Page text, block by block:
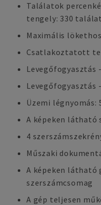
Találatok
tengely: 330
Maximális
Csatlakoztatott
Levegőfogyasztás
Levegőfogyasztás
Üzemi légnyomás:
A képeken látható
4
Műszaki
A képeken látható
szerszámcsomag
A gép teljesen